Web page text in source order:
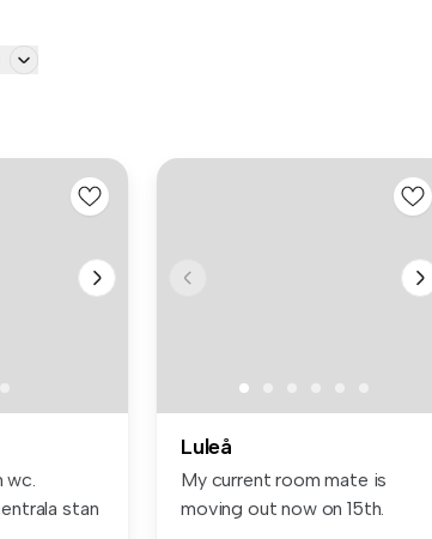
wc.
stan
Luleå
My current room mate is
moving out now on 15th.